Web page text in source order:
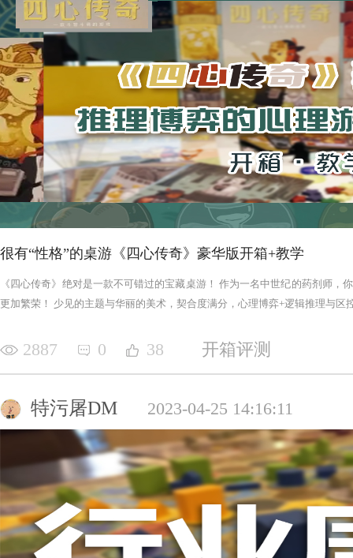
很有“性格”的桌游《四心传奇》豪华版开箱+教学
《四心传奇》绝对是一款不可错过的宝藏桌游！ 作为一名中世纪的药剂师，
更加繁荣！ 少见的主题与华丽的美术，契合度满分，心理博弈+逻辑推理与区
2887 0 38 开箱评测
特污屠DM 2023-04-25 14:16:11